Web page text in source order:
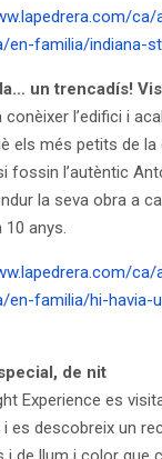
ca/
en-familia/indiana-
un trencadís!
l’edifici i
els més petits de la
fossin l’autèntic
la seva obra a
10 anys.
ca/
en-familia/hi-havia-
de nit
Experience es
es descobreix un